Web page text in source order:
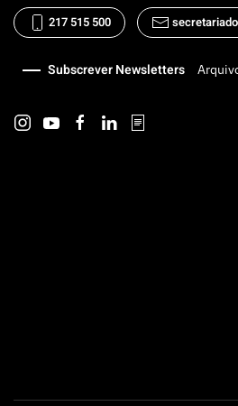
217 515 500
Subscrever Newsletters